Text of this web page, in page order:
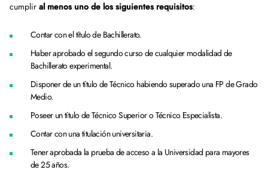
cumplir al menos uno de los siguientes requisitos:
Contar con el título de Bachillerato.
Haber aprobado el segundo curso de cualquier modalidad de
Bachillerato experimental.
Disponer de un título de Técnico habiendo superado una FP de Grado
Medio.
Poseer un título de Técnico Superior o Técnico Especialista.
Contar con una titulación universitaria.
Tener aprobada la prueba de acceso a la Universidad para mayores
de 25 años.